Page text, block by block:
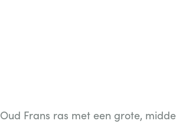
Oud Frans ras met een grote,